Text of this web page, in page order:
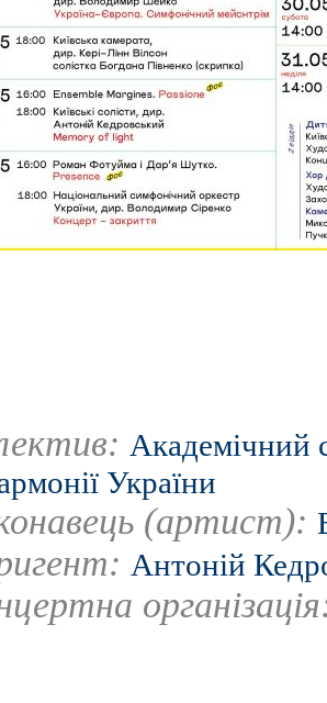
Академічний
України
(артист):
Антоній